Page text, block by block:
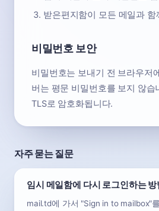
받은편지함이 모든 메일과 함
비밀번호 보안
비밀번호는 보내기 전 브라우저
버는 평문 비밀번호를 보지 않습
TLS로 암호화됩니다.
자주 묻는 질문
임시 메일함에 다시 로그인하는 방
mail.td에 가서 "Sign in to mailbox"